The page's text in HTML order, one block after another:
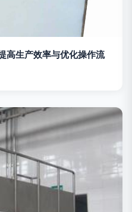
高生产效率与优化操作流